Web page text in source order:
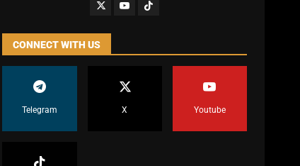
CONNECT WITH US
Telegram X Youtube